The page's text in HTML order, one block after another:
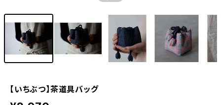
【いちぶつ】茶道具バッグ